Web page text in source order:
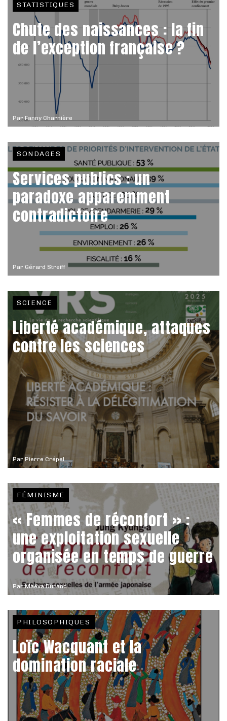
ParFanny Charnière
STATISTIQUES
Chute des naissances : la fin
de l’exception française ?
Par Gérard Streiff
SONDAGES
Services publics : un
paradoxe apparemment
contradictoire
ParPierre Crépel
SCIENCE
Liberté académique, attaques
contre les sciences
ParMaëva Durand
FÉMINISME
« Femmes de réconfort » :
une exploitation sexuelle
organisée en temps de guerre
PHILOSOPHIQUES
Loïc Wacquant et la
domination raciale